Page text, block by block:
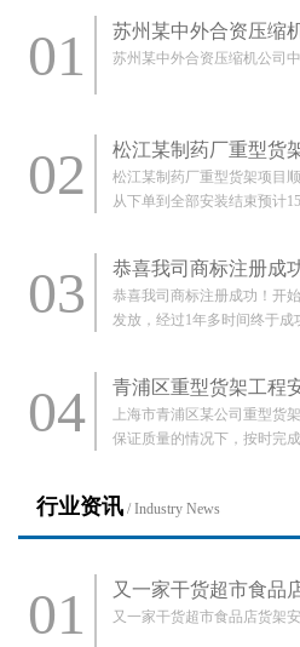
01
苏州某中外合资压缩机公司
02 松江某制药厂重型货
松江某制药厂重型货架项目
从下单到全部安装结束预计
03 恭喜我司商标注册成
恭喜我司商标注册成功！开
发放，经过1年多时间终于成功啦！ 新老客户
04 青浦区重型货架工程
上海市青浦区某公司重型货
保证质量的情况下，按时完
我司生产能力及专业施工人
行业资讯 / Industry News
01 又一家干货超市食品
又一家干货超市食品店货架